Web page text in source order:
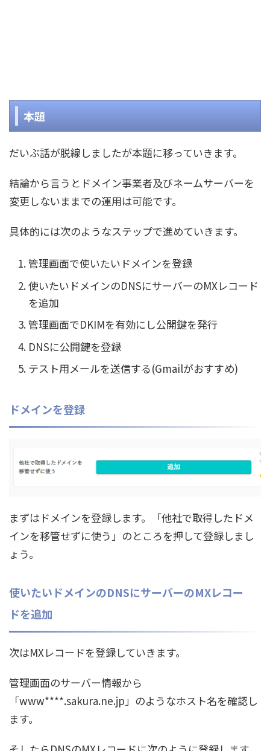
本題
だいぶ話が脱線しましたが本題に移っていきます。
結論から言うと ドメイン事業者及びネームサーバーを
変更しないままでの運用は可能です。
具体的には次のようなステップで進めていきます。
管理画面で使いたいドメインを登録
使いたいドメインのDNSにサーバーのMXレコード
を追加
管理画面でDKIMを有効にし公開鍵を発行
DNSに公開鍵を登録
テスト用メールを送信する(Gmailがおすすめ)
ドメインを登録
まずはドメインを登録します。「他社で取得したドメ
インを移管せずに使う」のところを押して登録しまし
ょう。
使いたいドメインのDNSにサーバーのMXレコー
ドを追加
次はMXレコードを登録していきます。
管理画面のサーバー情報から
「www****.sakura.ne.jp」のようなホスト名を確認し
ます。